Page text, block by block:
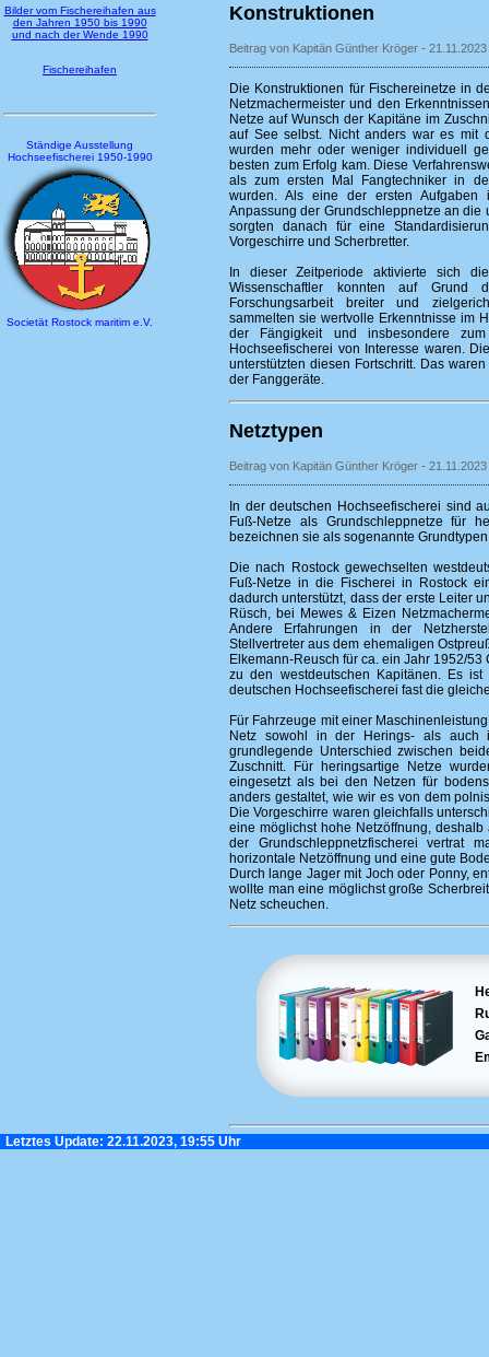
Bilder vom Fischereihafen aus
den Jahren 1950 bis 1990
und nach der Wende 1990
Fischereihafen
Ständige Ausstellung
Hochseefischerei 1950-1990
Societät Rostock maritim e.V.
Konstruktionen
Beitrag von Kapitän Günther Kröger - 21.11.2023
Die Konstruktionen für Fischereinetze in
Netzmachermeister und den
Netze auf Wunsch der Kapitäne im
auf See selbst. Nicht anders war es mit
wurden mehr oder weniger individuell
besten zum Erfolg kam. Diese
als zum ersten Mal Fangtechniker in
wurden. Als eine der ersten Aufgaben
Anpassung der Grundschleppnetze an die
sorgten danach für eine
Vorgeschirre und Scherbretter.
In dieser Zeitperiode aktivierte sich
Wissenschaftler konnten auf Grund
Forschungsarbeit breiter und
sammelten sie wertvolle Erkenntnisse im
der Fängigkeit und insbesondere
Hochseefischerei von Interesse waren.
unterstützten diesen Fortschritt. Das
der Fanggeräte.
Netztypen
Beitrag von Kapitän Günther Kröger - 21.11.2023
In der deutschen Hochseefischerei sind
Fuß-Netze als Grundschleppnetze für
bezeichnen sie als sogenannte
Die nach Rostock gewechselten
Fuß-Netze in die Fischerei in Rostock
dadurch unterstützt, dass der erste Leiter
Rüsch, bei Mewes & Eizen
Andere Erfahrungen in der
Stellvertreter aus dem ehemaligen
Elkemann-Reusch für ca. ein Jahr 1952/
zu den westdeutschen Kapitänen. Es
deutschen Hochseefischerei fast die
Für Fahrzeuge mit einer
Netz sowohl in der Herings- als auch
grundlegende Unterschied zwischen
Zuschnitt. Für heringsartige Netze
eingesetzt als bei den Netzen für
anders gestaltet, wie wir es von dem
Die Vorgeschirre waren gleichfalls
eine möglichst hohe Netzöffnung,
der Grundschleppnetzfischerei vertrat
horizontale Netzöffnung und eine gute
Durch lange Jager mit Joch oder Ponny,
wollte man eine möglichst große
Netz scheuchen.
Letztes Update: 22.11.2023, 19:55 Uhr